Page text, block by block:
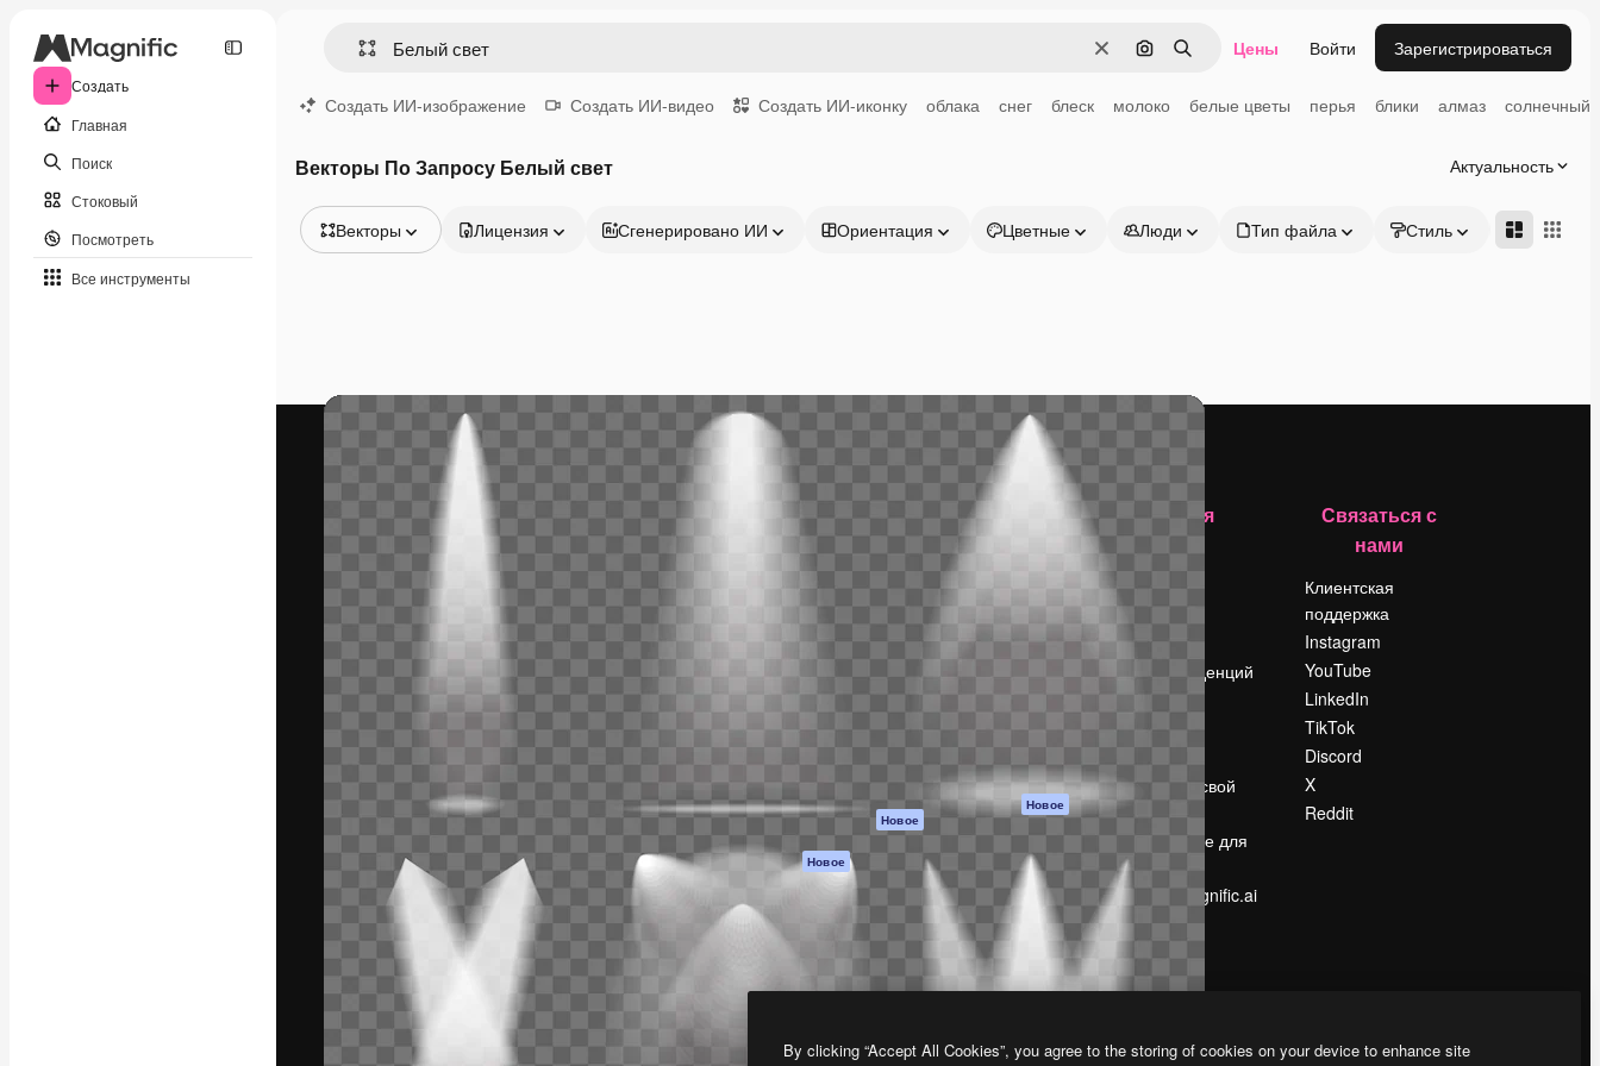
Создать
Главная
Поиск
Стоковый
Посмотреть
Все инструменты
ОчиститьПоиск по изображению
Поиск Цены Войти Зарегистрироваться
Создать ИИ-изображение Создать ИИ-видео Создать ИИ-иконку облака снег блеск молоко белые цветы перья блики алмаз солнечный
Векторы По Запросу Белый свет Актуальность
Векторы
Видео
Моушн-дизайн
Видеошаблоны
Иконки
3D-модели
Шрифты
Лицензия Сгенерировано ИИ Ориентация Цветные Люди Тип файла Стиль Адвансд
Креативная платформа для создания
ваших лучших работ. Более 1 миллиона
подписчиков среди креаторов,
предприятий, агентств и студий.
Продукция
ИИ-помощник
изображений ИИ
на основе ИИ
Стоковый контент
MCP для
Claude/ChatGPT
Новое
Агенты Новое
Мобильное
приложение
Все инструменты
Magnific
Начать
Academy
Документация по
Пакету ИИ
Служба
поддержки
Условия и
конфиденциальности
Оригиналы Новое
Политика файлов
cookie
Центр доверия
Партнеры
Предприятие
Компания
Цены
О нас
Вакансии
Поиск тенденций
Блог
События
Продайте свой
Помещение для
прессы
Ищете magnific.ai
Связаться с
нами
Клиентская
поддержка
Instagram
YouTube
LinkedIn
TikTok
Discord
X
Reddit
By clicking “Accept All Cookies”, you agree to the storing of cookies on your device to enhance site